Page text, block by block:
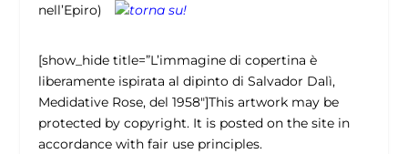
nell’Epiro)
[show_hide title=”L’immagine di copertina è
liberamente ispirata al dipinto di Salvador Dalì,
Medidative Rose, del 1958″]This artwork may be
protected by copyright. It is posted on the site in
accordance with fair use principles.